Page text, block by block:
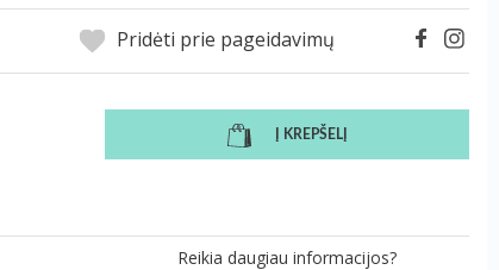
Pridėti prie pageidavimų
Į KREPŠELĮ
Reikia daugiau informacijos?